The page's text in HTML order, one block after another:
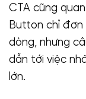
CTA cũng
Button chỉ đơn
dòng, nhưng
dẫn tới việc
lớn.